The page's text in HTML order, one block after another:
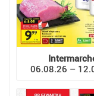
06.08.26 –